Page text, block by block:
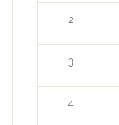
2
3
4